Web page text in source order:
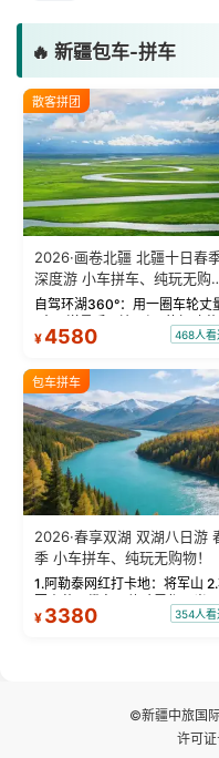
🔥 新疆包车-拼车
散客拼团
2026·画卷北疆 北疆十日春
深度游 小车拼车、纯玩无购
物！
自驾环湖360°：用一圈车轮丈
“大西洋最后一滴眼泪”的极致蔚
蓝。 赛湖旅拍：甄选多款风格
绝美瞬间。 赛湖坦克300跟车
频：专业摄影师...
¥4580 468人看
包车拼车
2026·春享双湖 双湖八日游
季 小车拼车、纯玩无购物！
1.阿勒泰网红打卡地：将军山
军山落日缆车，体验雪都风光
将军山，夕阳派对，蹦迪party
¥ 3380 354人看
©新疆中旅国
许可